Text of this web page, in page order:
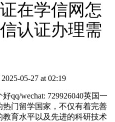
在学信网怎
认证办理需
2025-05-27 at 02:19
qq/wechat: 729926040英国一
门留学国家，不仅有着完善
育水平以及先进的科研技术